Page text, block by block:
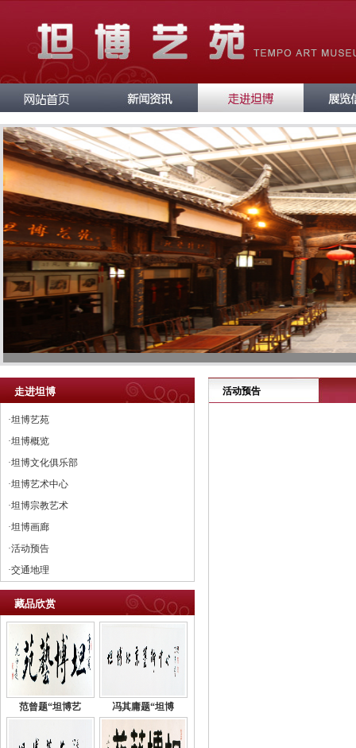
走进坦博
·坦博艺苑
·坦博概览
·坦博文化俱乐部
·坦博艺术中心
·坦博宗教艺术
·坦博画廊
·活动预告
·交通地理
藏品欣赏
范曾题“坦博艺 冯其庸题“坦博
活动预告